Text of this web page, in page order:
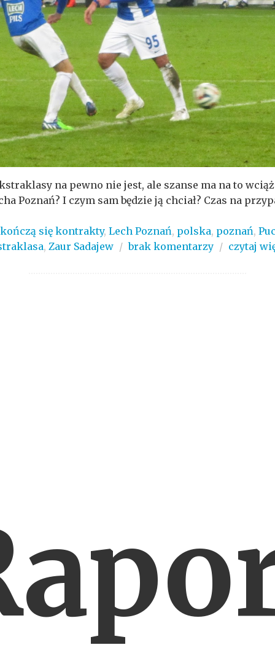
na pewno nie jest, ale szanse ma na to
Poznań? I czym sam będzie ją chciał? Czas na
się kontrakty, Lech Poznań, polska, poznań,
, Zaur Sadajew / brak komentarzy / czytaj